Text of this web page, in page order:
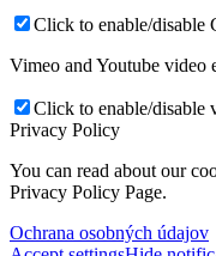
Click to enable/disable
Vimeo and Youtube video
Click to enable/disable
Privacy Policy
You can read about our
Privacy Policy Page.
Ochrana osobných údajov